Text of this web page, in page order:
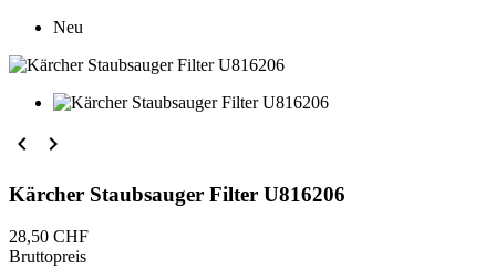
Neu
 
Kärcher Staubsauger Filter U816206
28,50 CHF
Bruttopreis